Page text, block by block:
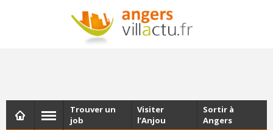
NEWSLETTER
Les dernières actualités d'Angers, chaque vendredi dans
Trouver un
job
Visiter
l’Anjou
Sortir à
Angers